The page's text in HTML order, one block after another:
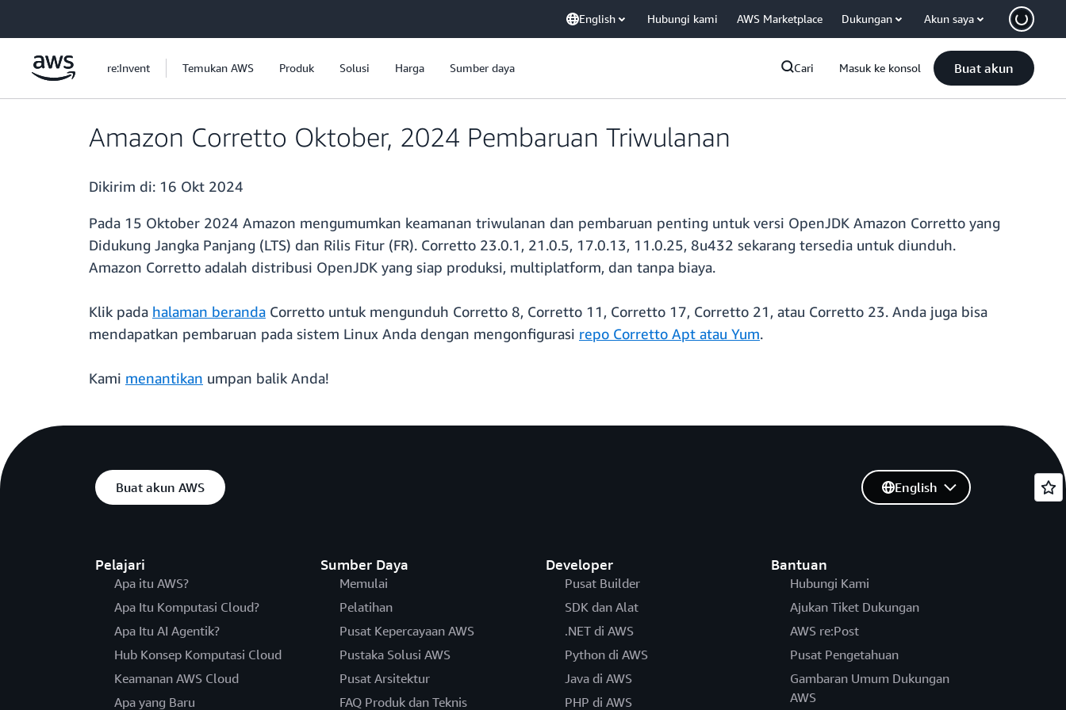
English Hubungi kami AWS Marketplace Dukungan Akun saya
re:Invent Temukan AWS Produk Solusi Harga Sumber daya Cari Masuk ke konsol Buat akun
Amazon Corretto Oktober, 2024 Pembaruan Triwulanan
Dikirim di: 16 Okt 2024
Pada 15 Oktober 2024 Amazon mengumumkan keamanan triwulanan dan pembaruan penting untuk versi OpenJDK Amazon Corretto yang
Didukung Jangka Panjang (LTS) dan Rilis Fitur (FR). Corretto 23.0.1, 21.0.5, 17.0.13, 11.0.25, 8u432 sekarang tersedia untuk diunduh.
Amazon Corretto adalah distribusi OpenJDK yang siap produksi, multiplatform, dan tanpa biaya.
Klik pada halaman beranda Corretto untuk mengunduh Corretto 8, Corretto 11, Corretto 17, Corretto 21, atau Corretto 23. Anda juga bisa
mendapatkan pembaruan pada sistem Linux Anda dengan mengonfigurasi repo Corretto Apt atau Yum.
Kami menantikan umpan balik Anda!
Buat akun AWS
Pelajari
Apa itu AWS?
Apa Itu Komputasi Cloud?
Apa Itu AI Agentik?
Hub Konsep Komputasi Cloud
Keamanan AWS Cloud
Apa yang Baru
Sumber Daya
Memulai
Pelatihan
Pusat Kepercayaan AWS
Pustaka Solusi AWS
Pusat Arsitektur
FAQ Produk dan Teknis
Developer
Pusat Builder
SDK dan Alat
.NET di AWS
Python di AWS
Java di AWS
PHP di AWS
Bantuan
Hubungi Kami
Ajukan Tiket Dukungan
AWS re:Post
Pusat Pengetahuan
Gambaran Umum Dukungan
AWS
English